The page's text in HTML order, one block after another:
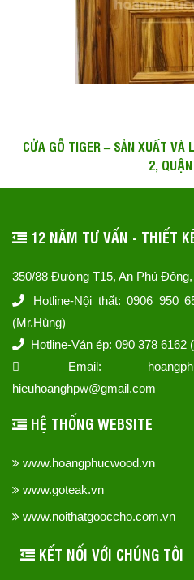
CỬA GỖ TIGER – SẢN XUẤT VÀ
2,
12 NĂM TƯ VẤN - THIẾT
350/88 Đường T15, An Phú Đông,
Hotline-Nội thất: 0906 950
(Mr.Hùng)
Hotline-Ván ép: 090 378 6162
Email:
hieuhoanghpw@gmail.com
HỆ THỐNG WEBSITE
www.hoangphucwood.vn
www.goteak.vn
www.noithatgooccho.com.vn
KẾT NỐI VỚI CHÚNG TÔI